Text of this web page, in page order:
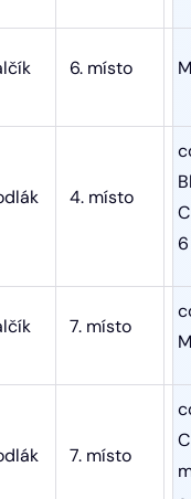
6. místo
4. místo
7. místo
7. místo